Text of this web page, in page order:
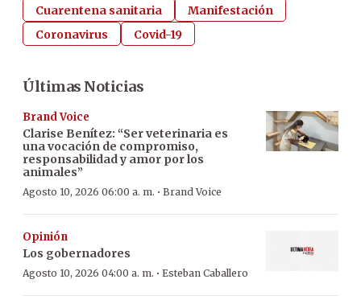
Cuarentena sanitaria
Manifestación
Coronavirus
Covid-19
Últimas Noticias
Brand Voice
Clarise Benítez: “Ser veterinaria es
una vocación de compromiso,
responsabilidad y amor por los
animales”
Agosto 10, 2026 06:00 a. m. · Brand Voice
Opinión
Los gobernadores
Agosto 10, 2026 04:00 a. m. · Esteban Caballero